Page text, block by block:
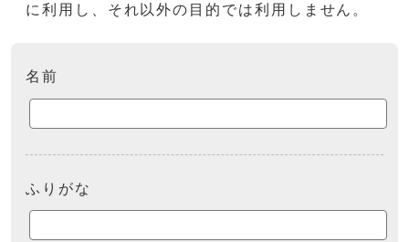
に利用し、それ以外の目的では利用しません。
名前
ふりがな